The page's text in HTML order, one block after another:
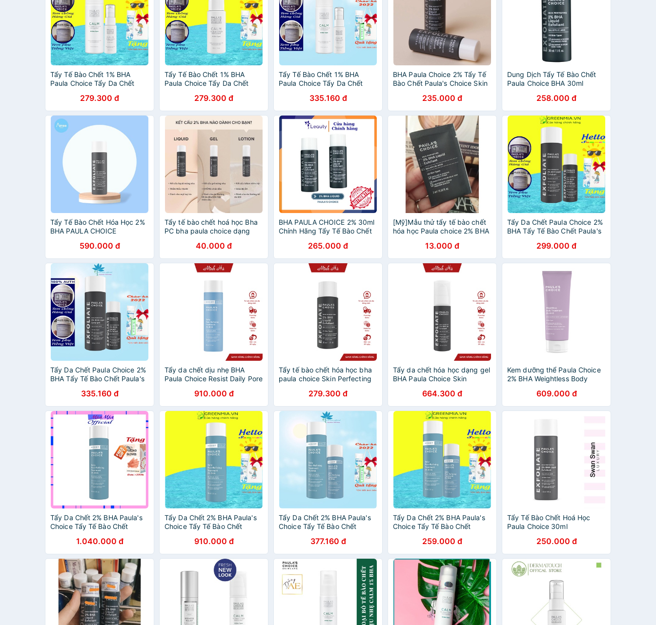
Tẩy Tế Bào Chết 1% BHA
Paula Choice Tẩy Da Chết
Redness Relief Lotion
Exfoliant Chống Lão Hóa
279.300 đ
Tẩy Tế Bào Chết 1% BHA
Paula Choice Tẩy Da Chết
Redness Relief Lotion
Exfoliant Chống Lão Hóa
279.300 đ
Tẩy Tế Bào Chết 1% BHA
Paula Choice Tẩy Da Chết
Redness Relief Lotion
Exfoliant Chống Lão Hóa
335.160 đ
BHA Paula Choice 2% Tẩy Tế
Bào Chết Paula's Choice Skin
235.000 đ
Dung Dịch Tẩy Tế Bào Chết
Paula Choice BHA 30ml
258.000 đ
Tẩy Tế Bào Chết Hóa Học 2%
BHA PAULA CHOICE
590.000 đ
Tẩy tế bào chết hoá học Bha
PC bha paula choice dạng
40.000 đ
BHA PAULA CHOICE 2% 30ml
Chính Hãng Tẩy Tế Bào Chết
265.000 đ
[Mỹ]Mẫu thử tẩy tế bào chết
hóa học Paula choice 2% BHA
13.000 đ
Tẩy Da Chết Paula Choice 2%
BHA Tẩy Tế Bào Chết Paula's
BHA Liquid Exfoliant Se Lỗ
Chân Lông
299.000 đ
Tẩy Da Chết Paula Choice 2%
BHA Tẩy Tế Bào Chết Paula's
BHA Liquid Exfoliant Se Lỗ
Chân Lông
335.160 đ
Tẩy da chết dịu nhẹ BHA
Paula Choice Resist Daily Pore
30ml - 7820, 7827
910.000 đ
Tẩy tế bào chết hóa học bha
paula choice Skin Perfecting
/ 118ml - 2016 2010
279.300 đ
Tẩy da chết hóa học dạng gel
BHA Paula Choice Skin
Exfoliant 100ml - Mã 2040
664.300 đ
Kem dưỡng thể Paula Choice
2% BHA Weightless Body
Revealing Body Lotion
609.000 đ
Tẩy Da Chết 2% BHA Paula's
Choice Tẩy Tế Bào Chết
PORE-REFINING TREATMENT
Full Size 88ml
1.040.000 đ
Tẩy Da Chết 2% BHA Paula's
Choice Tẩy Tế Bào Chết
PORE-REFINING TREATMENT
Full Size 88ml
910.000 đ
Tẩy Da Chết 2% BHA Paula's
Choice Tẩy Tế Bào Chết
PORE-REFINING TREATMENT
Thu Nhỏ Lỗ Chân Lông
377.160 đ
Tẩy Da Chết 2% BHA Paula's
Choice Tẩy Tế Bào Chết
PORE-REFINING TREATMENT
Thu Nhỏ Lỗ Chân Lông
259.000 đ
Tẩy Tế Bào Chết Hoá Học
Paula Choice 30ml
250.000 đ